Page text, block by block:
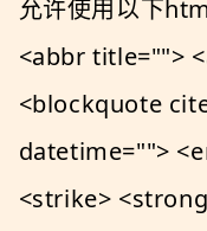
允许使用以下
<abbr title="">
<blockquote
datetime="">
<strike>